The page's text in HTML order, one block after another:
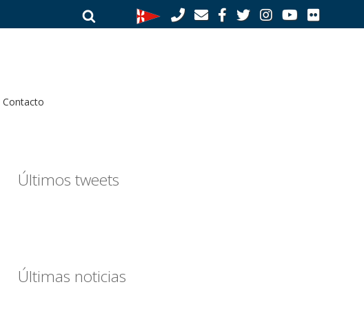
por:
Contacto
Últimos tweets
Últimas noticias